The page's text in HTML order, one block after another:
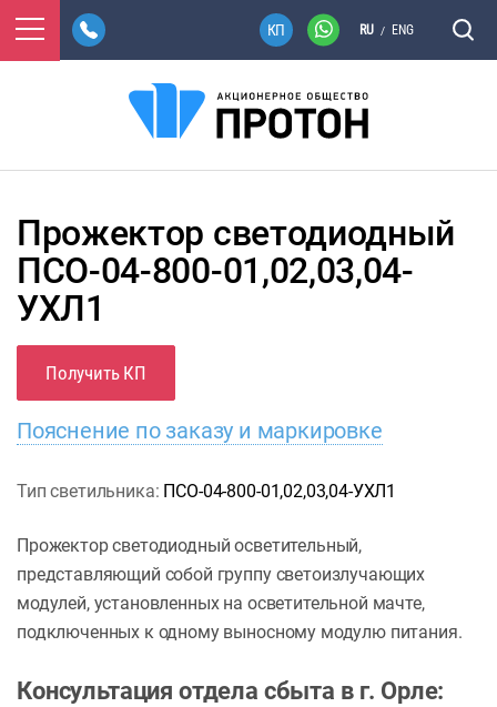
RU / ENG
Прожектор светодиодный
ПСО-04-800-01,02,03,04-
УХЛ1
Получить КП
Пояснение по заказу и маркировке
Тип светильника: ПСО-04-800-01,02,03,04-УХЛ1
Прожектор светодиодный осветительный,
представляющий собой группу светоизлучающих
модулей, установленных на осветительной мачте,
подключенных к одному выносному модулю питания.
Консультация отдела сбыта в г. Орле: